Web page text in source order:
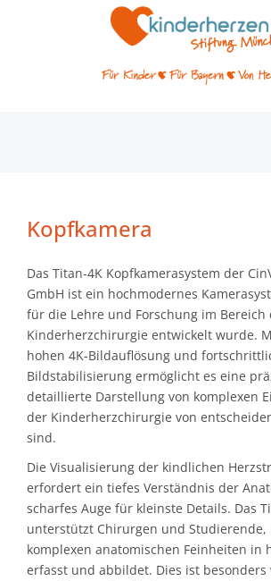
Kopfkamera
Das Titan-4K Kopfkamerasystem der
GmbH ist ein hochmodernes
für die Lehre und Forschung im Bereich
Kinderherzchirurgie entwickelt wurde.
hohen 4K-Bildauflösung und
Bildstabilisierung ermöglicht es eine
detaillierte Darstellung von komplexen
der Kinderherzchirurgie von
sind.
Die Visualisierung der kindlichen
erfordert ein tiefes Verständnis der
scharfes Auge für kleinste Details. Das
unterstützt Chirurgen und Studierende,
komplexen anatomischen Feinheiten in
erfasst und abbildet. Dies ist besonders